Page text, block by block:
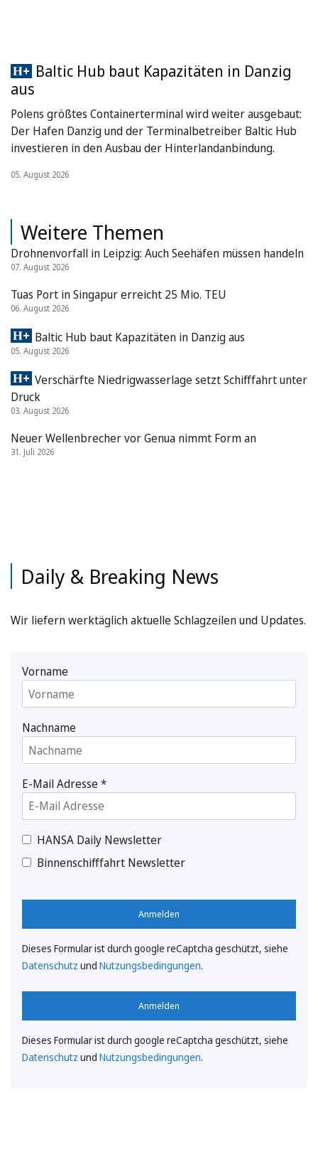
Baltic Hub baut Kapazitäten in Danzig
aus
Polens größtes Containerterminal wird weiter ausgebaut:
Der Hafen Danzig und der Terminalbetreiber Baltic Hub
investieren in den Ausbau der Hinterlandanbindung.
05. August 2026
Weitere Themen
Drohnenvorfall in Leipzig: Auch Seehäfen müssen handeln
07. August 2026
Tuas Port in Singapur erreicht 25 Mio. TEU
06. August 2026
Baltic Hub baut Kapazitäten in Danzig aus
05. August 2026
Verschärfte Niedrigwasserlage setzt Schifffahrt unter
Druck
03. August 2026
Neuer Wellenbrecher vor Genua nimmt Form an
31. Juli 2026
Daily & Breaking News
Wir liefern werktäglich aktuelle Schlagzeilen und Updates.
Vorname
Nachname
E-Mail Adresse*
HANSA Daily Newsletter
Binnenschifffahrt Newsletter
Anmelden
Dieses Formular ist durch google reCaptcha geschützt, siehe
Datenschutz und Nutzungsbedingungen.
Anmelden
Dieses Formular ist durch google reCaptcha geschützt, siehe
Datenschutz und Nutzungsbedingungen.